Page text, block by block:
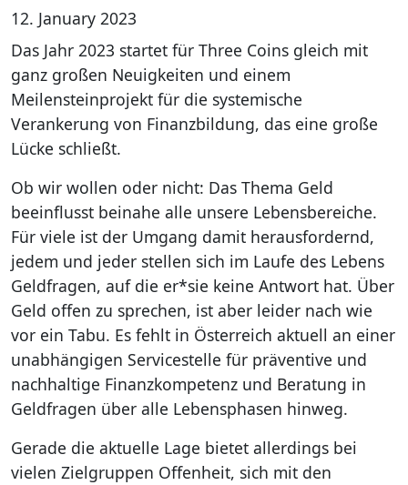
12. January 2023
Das Jahr 2023 startet für Three Coins gleich mit
ganz großen Neuigkeiten und einem
Meilensteinprojekt für die systemische
Verankerung von Finanzbildung, das eine große
Lücke schließt.
Ob wir wollen oder nicht: Das Thema Geld
beeinflusst beinahe alle unsere Lebensbereiche.
Für viele ist der Umgang damit herausfordernd,
jedem und jeder stellen sich im Laufe des Lebens
Geldfragen, auf die er*sie keine Antwort hat. Über
Geld offen zu sprechen, ist aber leider nach wie
vor ein Tabu. Es fehlt in Österreich aktuell an einer
unabhängigen Servicestelle für präventive und
nachhaltige Finanzkompetenz und Beratung in
Geldfragen über alle Lebensphasen hinweg.
Gerade die aktuelle Lage bietet allerdings bei
vielen Zielgruppen Offenheit, sich mit den